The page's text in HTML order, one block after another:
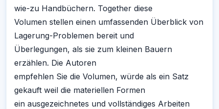
wie-zu Handbüchern. Together diese
Volumen stellen einen umfassenden Überblick von
Lagerung-Problemen bereit und
Überlegungen, als sie zum kleinen Bauern
erzählen. Die Autoren
empfehlen Sie die Volumen, würde als ein Satz
gekauft weil die materiellen Formen
ein ausgezeichnetes und vollständiges Arbeiten